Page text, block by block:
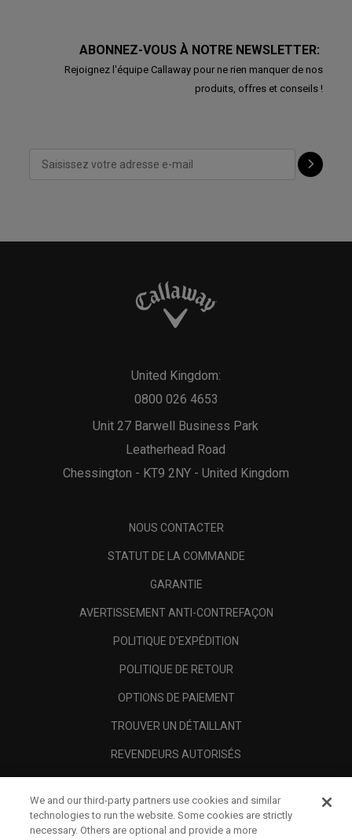
ABONNEZ-VOUS À NOTRE NEWSLETTER:
Rejoignez l'équipe Callaway pour ne rien manquer de nos
produits, offres et conseils !
Unit 27 Barwell Business Park
Leatherhead Road
Chessington - KT9 2NY - United Kingdom
United Kingdom:
0800 026 4653
NOUS CONTACTER
STATUT DE LA COMMANDE
GARANTIE
AVERTISSEMENT ANTI-CONTREFAÇON
POLITIQUE D'EXPÉDITION
POLITIQUE DE RETOUR
OPTIONS DE PAIEMENT
TROUVER UN DÉTAILLANT
REVENDEURS AUTORISÉS
A PROPOS
We and our third-party partners use cookies and similar
technologies to run the website. Some cookies are strictly
necessary. Others are optional and provide a more